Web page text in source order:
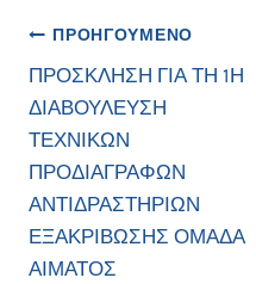
Πλοήγηση
άρθρων
ΠΡΟΗΓΟΎΜΕΝΟ
ΠΡΟΣΚΛΗΣΗ ΓΙΑ ΤΗ 1Η
ΔΙΑΒΟΥΛΕΥΣΗ
ΤΕΧΝΙΚΩΝ
ΠΡΟΔΙΑΓΡΑΦΩΝ
ΑΝΤΙΔΡΑΣΤΗΡΙΩΝ
ΕΞΑΚΡΙΒΩΣΗΣ ΟΜΑΔΑ
ΑΙΜΑΤΟΣ